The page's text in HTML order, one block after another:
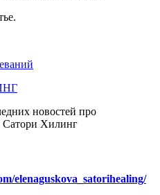
новостей про
Сатори Хилинг
elenaguskova_satorihealing/